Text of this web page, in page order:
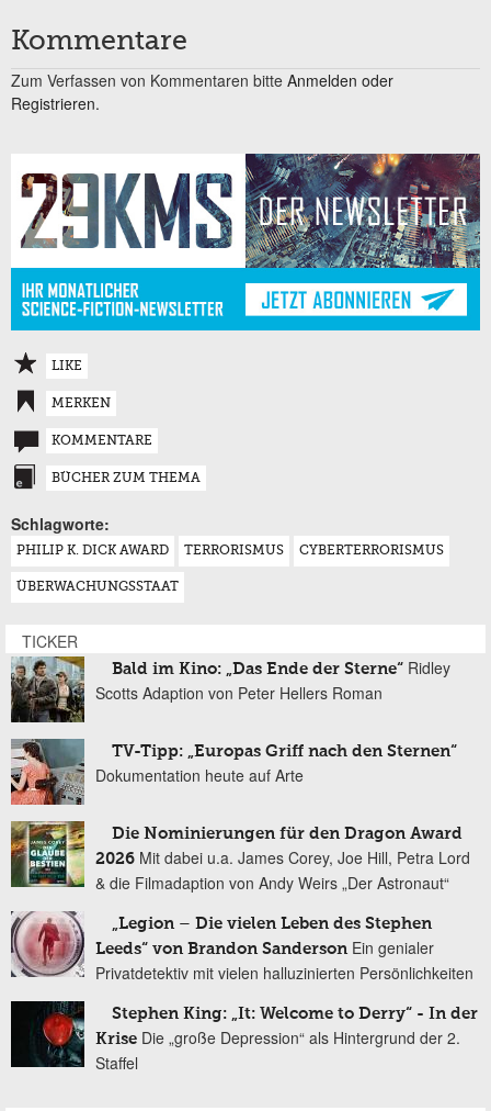
Kommentare
Zum Verfassen von Kommentaren bitte Anmelden oder
Registrieren.
LIKE
MERKEN
KOMMENTARE
BÜCHER ZUM THEMA
Schlagworte:
PHILIP K. DICK AWARD TERRORISMUS CYBERTERRORISMUS
ÜBERWACHUNGSSTAAT
TICKER
Bald im Kino: „Das Ende der Sterne“ Ridley
Scotts Adaption von Peter Hellers Roman
TV-Tipp: „Europas Griff nach den Sternen“
Dokumentation heute auf Arte
Die Nominierungen für den Dragon Award
2026 Mit dabei u.a. James Corey, Joe Hill, Petra Lord
& die Filmadaption von Andy Weirs „Der Astronaut“
„Legion – Die vielen Leben des Stephen
Leeds“ von Brandon Sanderson Ein genialer
Privatdetektiv mit vielen halluzinierten Persönlichkeiten
Stephen King: „It: Welcome to Derry“ - In der
Krise Die „große Depression“ als Hintergrund der 2.
Staffel